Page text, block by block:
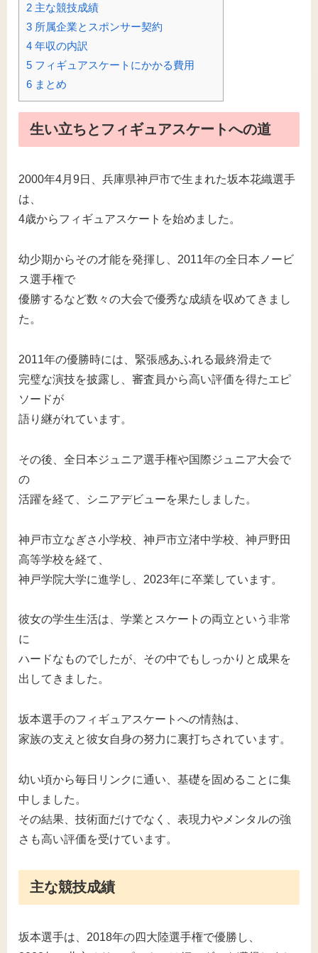
2 主な競技成績
3 所属企業とスポンサー契約
4 年収の内訳
5 フィギュアスケートにかかる費用
6 まとめ
生い立ちとフィギュアスケートへの道
2000年4月9日、兵庫県神戸市で生まれた坂本花織選手
は、
4歳からフィギュアスケートを始めました。
幼少期からその才能を発揮し、2011年の全日本ノービ
ス選手権で
優勝するなど数々の大会で優秀な成績を収めてきまし
た。
2011年の優勝時には、緊張感あふれる最終滑走で
完璧な演技を披露し、審査員から高い評価を得たエピ
ソードが
語り継がれています。
その後、全日本ジュニア選手権や国際ジュニア大会で
の
活躍を経て、シニアデビューを果たしました。
神戸市立なぎさ小学校、神戸市立渚中学校、神戸野田
高等学校を経て、
神戸学院大学に進学し、2023年に卒業しています。
彼女の学生生活は、学業とスケートの両立という非常
に
ハードなものでしたが、その中でもしっかりと成果を
出してきました。
坂本選手のフィギュアスケートへの情熱は、
家族の支えと彼女自身の努力に裏打ちされています。
幼い頃から毎日リンクに通い、基礎を固めることに集
中しました。
その結果、技術面だけでなく、表現力やメンタルの強
さも高い評価を受けています。
主な競技成績
坂本選手は、2018年の四大陸選手権で優勝し、